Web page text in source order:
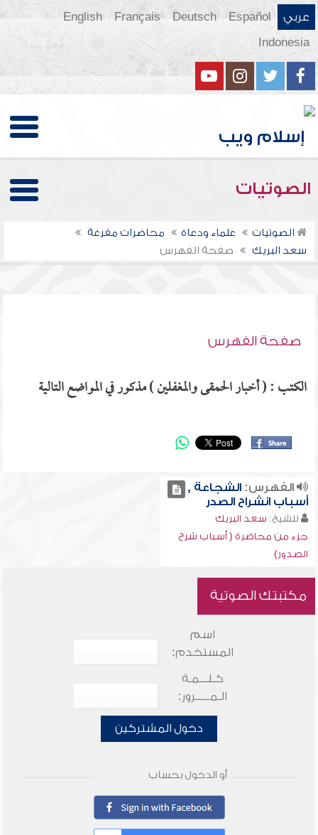
عربي Español
Deutsch
Français
English
Indonesia
الصوتيات
الصوتيات علماء ودعاة
محاضرات مفرغة
سعد البريك
صفحة الفهرس
صفحة الفهرس
الكتب : ( أخبار الحمقى والمغفلين ) مذكور في المواضع التالية
الفهرس:الشجاعة ,
أسباب انشراح الصدر
للشيخ: سعد البريك
جزء من محاضرة ( أسباب شرح
الصدور)
مكتبتك الصوتية
اسم
المستخدم:
كـلـــمـة
الـمـــــرور:
دخول المشتركين
أو الدخول بحساب